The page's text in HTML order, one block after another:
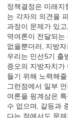
정책결정은 미래지
는 각자의 의견을
과정이 문제가 있
역여론이 전달되
없을뿐더러, 지방
우리는 민선5기 출
증오의 지방자치
들기 위해 노력해
그런점에서 일부
여론을 핑계삼은
수 없으며, 갈등과